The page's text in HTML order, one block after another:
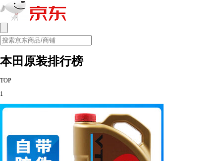
本田原装排行榜
TOP
1